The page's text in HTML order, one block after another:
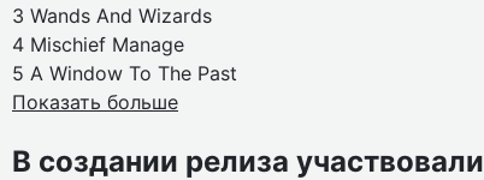
3 Wands And Wizards
4 Mischief Manage
5 A Window To The Past
Показать больше
В создании релиза участвовали